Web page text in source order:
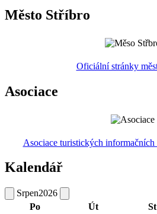
Město Stříbro
Oficiální stránky
Asociace
Asociace turistických
Kalendář
Srpen2026
Po
Út St